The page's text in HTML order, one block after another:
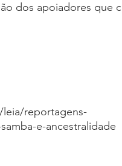
dos apoiadores que
reportagens-
e-ancestralidade